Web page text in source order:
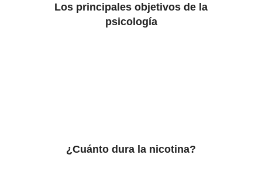
Los principales objetivos de la
psicología
¿Cuánto dura la nicotina?